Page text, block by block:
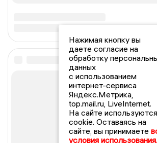
Нажимая кнопку вы
даете согласие на
обработку
данных
с использованием
интернет-сервиса
Яндекс.Метрика,
top.mail.ru, LiveInternet.
На сайте используются
cookie. Оставаясь на
сайте, вы принимаете
условия использования.